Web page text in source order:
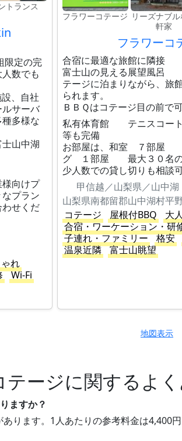
トランス
限定の完
数でも
、自社
サーバ
多様な
山中湖
向けプ
プラン
せくだ
れ
Wi-Fi
フラワーコテージ リーズナブ
軒家
フラワーコ
合宿に最適な旅館に隣接
富士山の見える展望風呂
テージに泊まりながら、旅
られます。
ＢＢＱはコテージ目の前で
私有体育館 テニスコー
等も完備
お部屋は、和室 ７部屋
グ １部屋 最大３０名
少人数での貸し切りも相談可
甲信越／山梨県／山中湖
山梨県南都留郡山中湖村平
コテージ
屋根付BBQ 大
合宿・ワーケーション・研
子連れ・ファミリー
格安
温泉近隣
富士山眺望
地図表示
テージに関するよ
ますか？
ります。1人あたりの参考料金は4,400